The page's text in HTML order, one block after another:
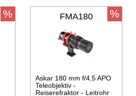
% FMA180
Askar 180 mm f/4,5 APO
Teleobjektiv -
Reiserefraktor - Leitrohr
%